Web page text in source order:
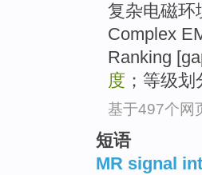
复杂电磁环
Complex
Ranking
度 ；等级划
基于497个网
短语
MR signal